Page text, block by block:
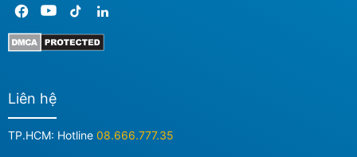
Liên hệ
TP.HCM: Hotline 08.666.777.35